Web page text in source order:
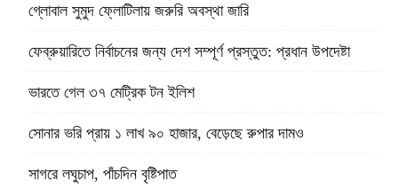
গ্লোবাল সুমুদ ফ্লোটিলায় জরুরি অবস্থা জারি
ফেব্রুয়ারিতে নির্বাচনের জন্য দেশ সম্পূর্ণ প্রস্তুত: প্রধান উপদেষ্টা
ভারতে গেল ৩৭ মেট্রিক টন ইলিশ
সোনার ভরি প্রায় ১ লাখ ৯০ হাজার, বেড়েছে রুপার দামও
সাগরে লঘুচাপ, পাঁচদিন বৃষ্টিপাত